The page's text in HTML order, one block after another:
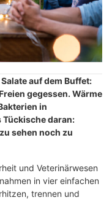
auf dem Buffet:
gegessen. Wärme
in
Tückische daran:
sehen noch zu
und Veterinärwesen
in vier einfachen
trennen und